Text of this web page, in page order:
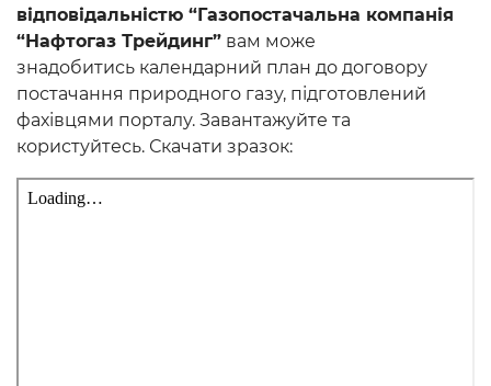
відповідальністю “Газопостачальна компанія
“Нафтогаз Трейдинг” вам може
знадобитись календарний план до договору
постачання природного газу, підготовлений
фахівцями порталу. Завантажуйте та
користуйтесь. Скачати зразок: